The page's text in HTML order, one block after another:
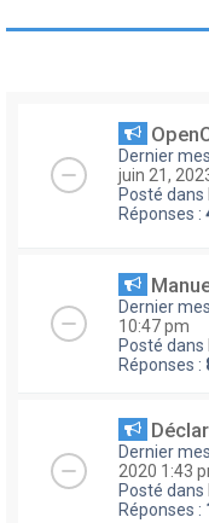
Dernier
juin 21,
Posté dans
Réponses :
Dernier
10:47 pm
Posté dans
Réponses :
Dernier
2020 1:43
Posté dans
Réponses :